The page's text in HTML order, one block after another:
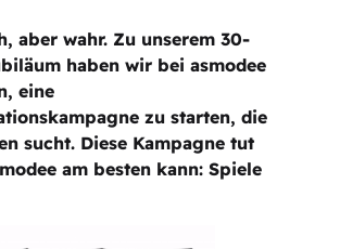
aber wahr. Zu unserem 30-
haben wir bei asmodee
eine
zu starten, die
sucht. Diese Kampagne tut
am besten kann: Spiele